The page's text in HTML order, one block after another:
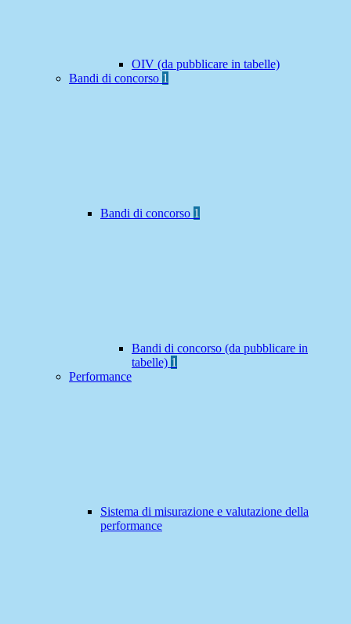
OIV (da pubblicare in tabelle)
Bandi di concorso 1
Bandi di concorso 1
Bandi di concorso (da pubblicare in
tabelle) 1
Performance
Sistema di misurazione e valutazione della
performance